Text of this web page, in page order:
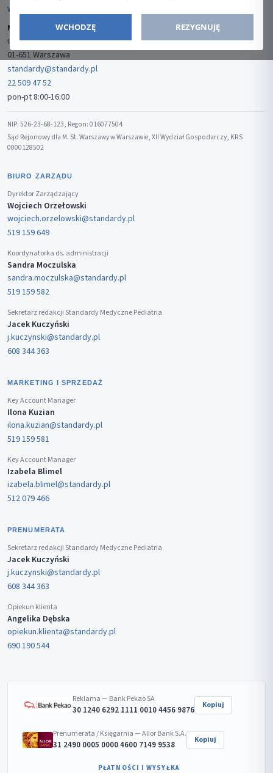
WCHODZĘ REZYGNUJĘ
WYDAWCA
Media-Press Sp. z o.o.
ul. Gwiaździsta 7B/8
01-651 Warszawa
standardy@standardy.pl
22 509 47 52
pon-pt 8:00-16:00
NIP: 526-23-68-123, Regon: 016077504
Sąd Rejonowy dla M. St. Warszawy w Warszawie, XII Wydział Gospodarczy, KRS
0000128502
BIURO ZARZĄDU
Dyrektor Zarządzający
Wojciech Orzełowski
wojciech.orzelowski@standardy.pl
519 159 649
Koordynatorka ds. administracji
Sandra Moczulska
sandra.moczulska@standardy.pl
519 159 582
Sekretarz redakcji Standardy Medyczne Pediatria
Jacek Kuczyński
j.kuczynski@standardy.pl
608 344 363
MARKETING I SPRZEDAŻ
Key Account Manager
Ilona Kuzian
ilona.kuzian@standardy.pl
519 159 581
Key Account Manager
Izabela Blimel
izabela.blimel@standardy.pl
512 079 466
PRENUMERATA
Sekretarz redakcji Standardy Medyczne Pediatria
Jacek Kuczyński
j.kuczynski@standardy.pl
608 344 363
Opiekun klienta
Angelika Dębska
opiekun.klienta@standardy.pl
690 190 544
Reklama — Bank Pekao SA
30 1240 6292 1111 0010 4456 9876 Kopiuj
Prenumerata / Księgarnia — Alior Bank S.A.
31 2490 0005 0000 4600 7149 9538 Kopiuj
PŁATNOŚCI I WYSYŁKA